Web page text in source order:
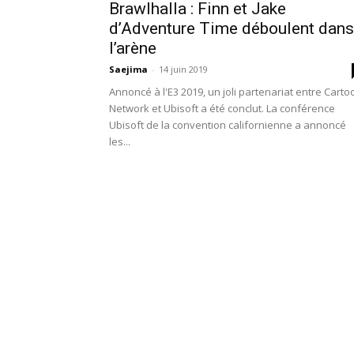
Brawlhalla : Finn et Jake
d’Adventure Time déboulent dans
l’arène
Saejima - 14 juin 2019
Annoncé à l'E3 2019, un joli partenariat entre
Network et Ubisoft a été conclut. La conférence
Ubisoft de la convention californienne a annoncé
les...